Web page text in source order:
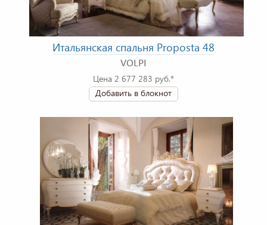
Итальянская спальня Proposta 48
VOLPI
Цена 2 677 283 руб.*
Добавить в блокнот